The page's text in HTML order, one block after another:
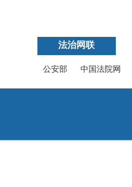
法治网联
公安部 中国法院网